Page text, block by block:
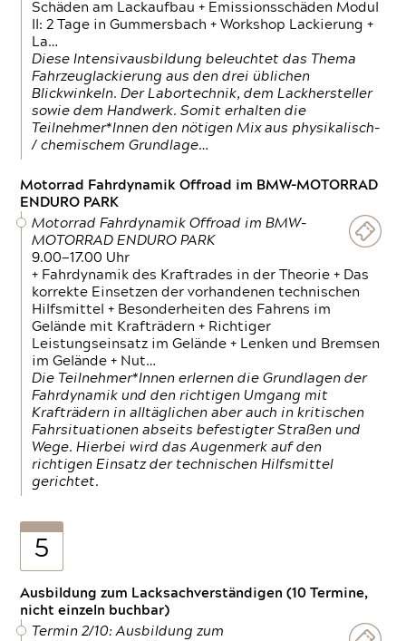
Schäden am Lackaufbau + Emissionsschäden Modul
II: 2 Tage in Gummersbach + Workshop Lackierung +
La…
Diese Intensivausbildung beleuchtet das Thema
Fahrzeuglackierung aus den drei üblichen
Blickwinkeln. Der Labortechnik, dem Lackhersteller
sowie dem Handwerk. Somit erhalten die
Teilnehmer*Innen den nötigen Mix aus physikalisch-
/ chemischem Grundlage…
Motorrad Fahrdynamik Offroad im BMW-MOTORRAD
ENDURO PARK
Motorrad Fahrdynamik Offroad im BMW-
MOTORRAD ENDURO PARK
9.00—17.00 Uhr
+ Fahrdynamik des Kraftrades in der Theorie + Das
korrekte Einsetzen der vorhandenen technischen
Hilfsmittel + Besonderheiten des Fahrens im
Gelände mit Krafträdern + Richtiger
Leistungseinsatz im Gelände + Lenken und Bremsen
im Gelände + Nut…
Die Teilnehmer*Innen erlernen die Grundlagen der
Fahrdynamik und den richtigen Umgang mit
Krafträdern in alltäglichen aber auch in kritischen
Fahrsituationen abseits befestigter Straßen und
Wege. Hierbei wird das Augenmerk auf den
richtigen Einsatz der technischen Hilfsmittel
gerichtet.
5
Ausbildung zum Lacksachverständigen (10 Termine,
nicht einzeln buchbar)
Termin 2/10: Ausbildung zum